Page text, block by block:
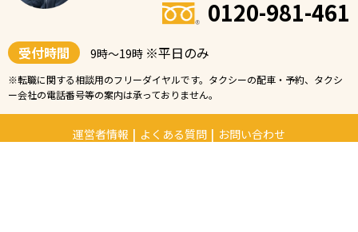
0120-981-461
受付時間 9時〜19時 ※平日のみ
※転職に関する相談用のフリーダイヤルです。タクシーの配車・予約、タクシ
ー会社の電話番号等の案内は承っておりません。
運営者情報 | よくある質問 | お問い合わせ